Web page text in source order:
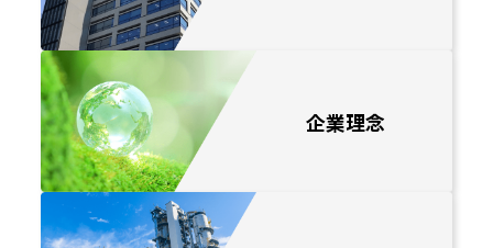
お問い合わせ
企業理念